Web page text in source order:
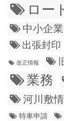
ロー
中小企
出張封印
改正情報
業務
河川敷
特車申請